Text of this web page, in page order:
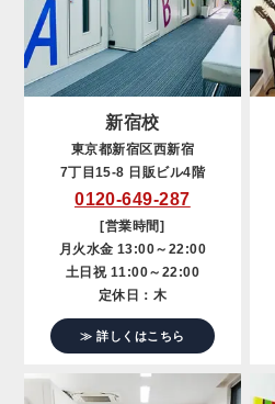
新宿校
東京都新宿区西新宿
7丁目15-8 日販ビル4階
0120-649-287
[営業時間]
月火水金 13:00～22:00
土日祝 11:00～22:00
定休日：木
≫ 詳しくはこちら